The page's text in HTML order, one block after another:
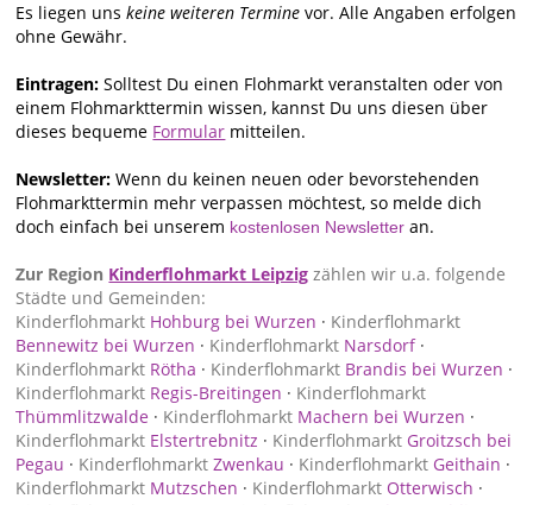
Es liegen unskeine weiteren Termine vor. Alle Angaben erfolgen
ohne Gewähr.
Eintragen:Solltest Du einen Flohmarkt veranstalten oder von
einem Flohmarkttermin wissen, kannst Du uns diesen über
dieses bequeme Formular mitteilen.
Newsletter: Wenn du keinen neuen oder bevorstehenden
Flohmarkttermin mehr verpassen möchtest, so melde dich
doch einfach bei unserem kostenlosen Newsletter an.
Zur Region Kinderflohmarkt Leipzig zählen wir u.a. folgende
Städte und Gemeinden:
Kinderflohmarkt Hohburg bei Wurzen · Kinderflohmarkt
Bennewitz bei Wurzen · Kinderflohmarkt Narsdorf·
Kinderflohmarkt Rötha · Kinderflohmarkt Brandis bei Wurzen ·
Kinderflohmarkt Regis-Breitingen · Kinderflohmarkt
Thümmlitzwalde · Kinderflohmarkt Machern bei Wurzen ·
Kinderflohmarkt Elstertrebnitz · Kinderflohmarkt Groitzsch bei
Pegau · Kinderflohmarkt Zwenkau · Kinderflohmarkt Geithain ·
Kinderflohmarkt Mutzschen · Kinderflohmarkt Otterwisch ·